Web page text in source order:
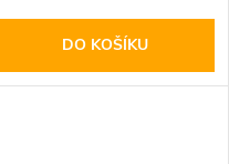
DO KOŠÍKU